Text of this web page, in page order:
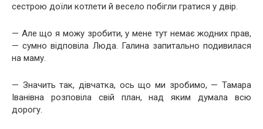
сестрою доїли котлети й весело побігли гратися у двір.
— Але що я можу зробити, у мене тут немає жодних прав,
— сумно відповіла Люда. Галина запитально подивилася
на маму.
— Значить так, дівчатка, ось що ми зробимо, — Тамара
Іванівна розповіла свій план, над яким думала всю
дорогу.